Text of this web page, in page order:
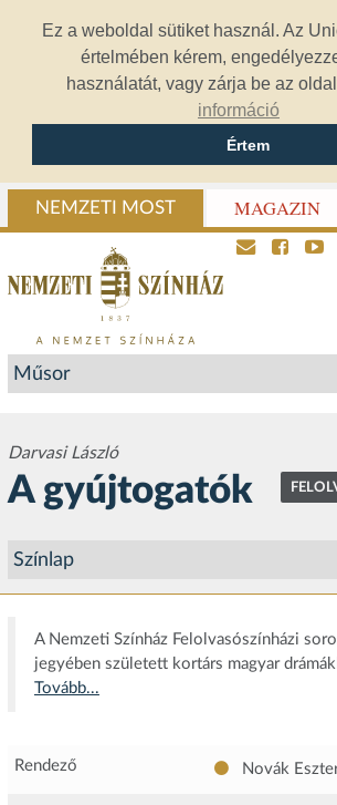
Ez a weboldal sütiket használ. Az
értelmében kérem,
használatát, vagy zárja be az
információ
Értem
NEMZETI MOST MAGAZIN
Darvasi László
A gyújtogatók
A Nemzeti Színház Felolvasószínházi
jegyében született kortárs magyar
Tovább...
Rendező Novák